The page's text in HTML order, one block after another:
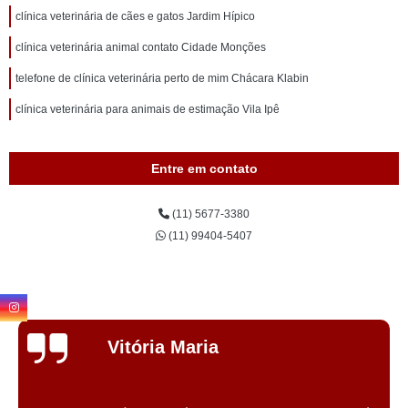
clínica veterinária de cães e gatos Jardim Hípico
clínica veterinária animal contato Cidade Monções
telefone de clínica veterinária perto de mim Chácara Klabin
clínica veterinária para animais de estimação Vila Ipê
Entre em contato
(11) 5677-3380
(11) 99404-5407